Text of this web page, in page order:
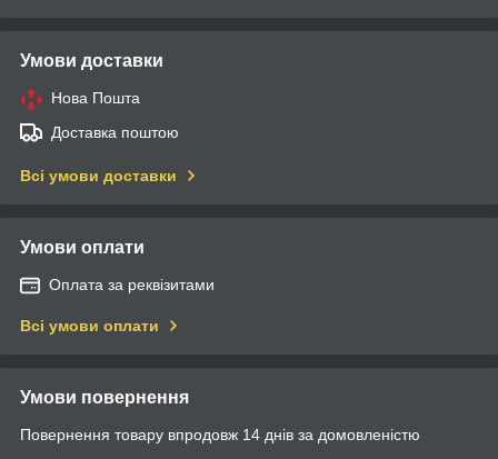
Умови доставки
Нова Пошта
Доставка поштою
Всі умови доставки
Умови оплати
Оплата за реквізитами
Всі умови оплати
Умови повернення
Повернення товару впродовж 14 днів за домовленістю